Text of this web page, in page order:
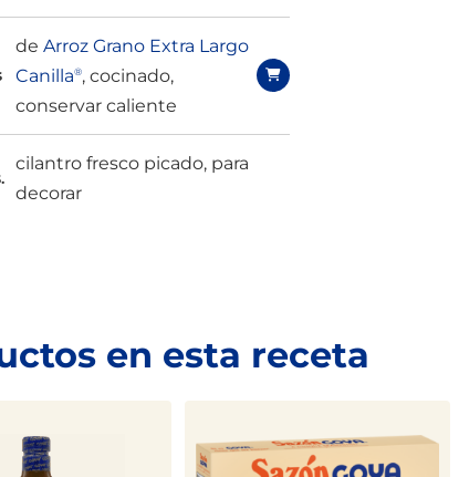
deArroz Grano Extra Largo
Canilla®, cocinado,
conservar caliente
cilantro fresco picado, para
decorar
en esta receta